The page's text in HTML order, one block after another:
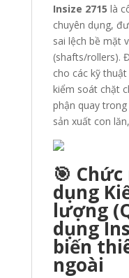
Insize 2715 là
chuyên dụng,
sai lệch bề mặt
(shafts/rollers).
cho các kỹ
kiểm soát chặt
phận quay
sản xuất con
🎯
dụng
lượng
dụng
biến
ngoài